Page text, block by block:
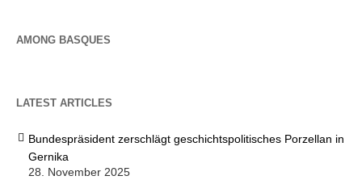
AMONG BASQUES
LATEST ARTICLES
Bundespräsident zerschlägt geschichtspolitisches Porzellan in
Gernika
28. November 2025